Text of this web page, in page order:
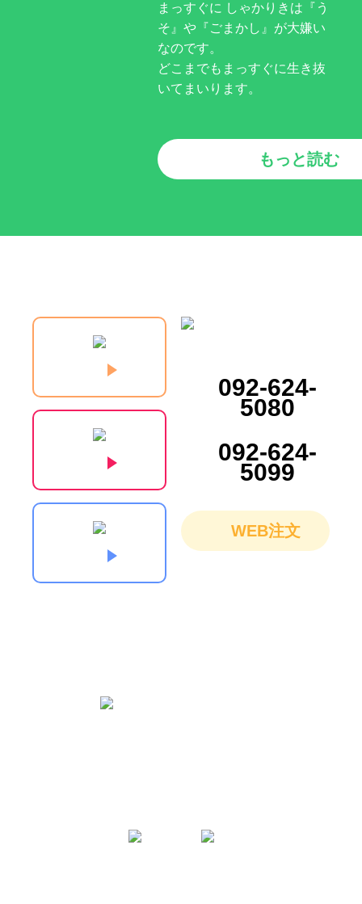
まっすぐに しゃかりきは『う
そ』や『ごまかし』が大嫌い
なのです。
どこまでもまっすぐに生き抜
いてまいります。
もっと読む
092-624-
5080
092-624-
5099
WEB注文